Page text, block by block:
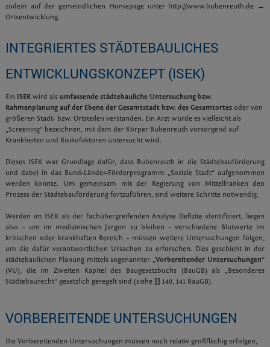
zudem auf der gemeindlichen Homepage unter http://www.bubenreuth.de →
Ortsentwicklung.
INTEGRIERTES STÄDTEBAULICHES
ENTWICKLUNGSKONZEPT (ISEK)
Ein ISEK wird als umfassende städtebauliche Untersuchung bzw.
Rahmenplanung auf der Ebene der Gesamtstadt bzw. des Gesamtortes oder von
größeren Stadt- bzw. Ortsteilen verstanden. Ein Arzt würde es vielleicht als
„Screening“ bezeichnen, mit dem der Körper Bubenreuth vorsorgend auf
Krankheiten und Risikofaktoren untersucht wird.
Dieses ISEK war Grundlage dafür, dass Bubenreuth in die Städtebauförderung
und dabei in das Bund-Länder-Förderprogramm „Soziale Stadt“ aufgenommen
werden konnte. Um gemeinsam mit der Regierung von Mittelfranken den
Prozess der Städtebauförderung fortzuführen, sind weitere Schritte notwendig.
Werden im ISEK als der fachübergreifenden Analyse Defizite identifiziert, liegen
also – um im medizinischen Jargon zu bleiben – verschiedene Blutwerte im
kritischen oder krankhaften Bereich – müssen weitere Untersuchungen folgen,
um die dafür verantwortlichen Ursachen zu erforschen. Dies geschieht in der
städtebaulichen Planung mittels sogenannter „Vorbereitender Untersuchungen“
(VU), die im Zweiten Kapitel des Baugesetzbuchs (BauGB) als „Besonderes
Städtebaurecht“ gesetzlich geregelt sind (siehe §§ 140, 141 BauGB).
VORBEREITENDE UNTERSUCHUNGEN
Die Vorbereitenden Untersuchungen müssen noch relativ großflächig erfolgen,